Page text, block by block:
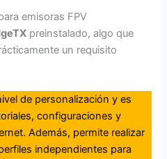
emisoras FPV
preinstalado, algo que
un requisito
de personalización y es
configuraciones y
Además, permite realizar
independientes para